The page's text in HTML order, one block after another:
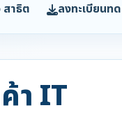
าธิต ลงทะเบียนท
า IT